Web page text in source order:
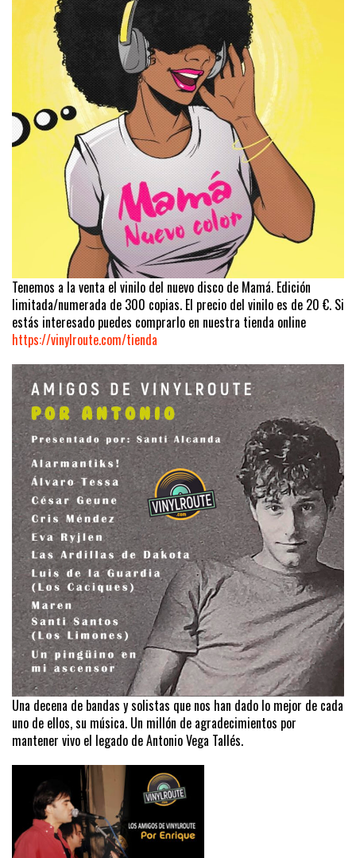
Tenemos a la venta el vinilo del nuevo disco de Mamá. Edición
limitada/numerada de 300 copias. El precio del vinilo es de 20 €. Si
estás interesado puedes comprarlo en nuestra tienda online
https://vinylroute.com/tienda
Una decena de bandas y solistas que nos han dado lo mejor de cada
uno de ellos, su música. Un millón de agradecimientos por
mantener vivo el legado de Antonio Vega Tallés.